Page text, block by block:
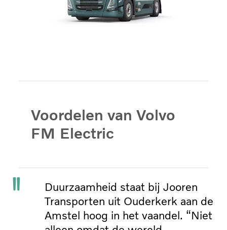
Voordelen van Volvo
FM Electric
Duurzaamheid staat bij Jooren
Transporten uit Ouderkerk aan de
Amstel hoog in het vaandel. “Niet